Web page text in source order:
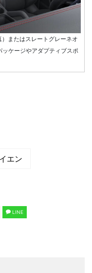
またはスレートグレーネオ
ケージやアダプティブスポ
エン
LINE